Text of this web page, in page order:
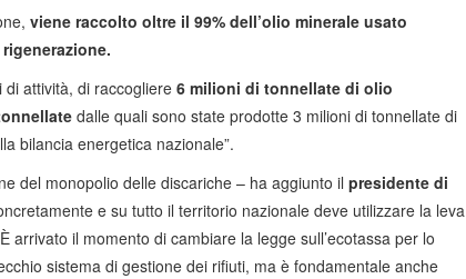
viene raccolto oltre il 99% dell’olio minerale usato
attività, di raccogliere 6 milioni di tonnellate di olio
dalle quali sono state prodotte 3 milioni di tonnellate di
bilancia energetica nazionale”.
del monopolio delle discariche – ha aggiunto il presidente di
e su tutto il territorio nazionale deve utilizzare la leva
arrivato il momento di cambiare la legge sull’ecotassa per lo
sistema di gestione dei rifiuti, ma è fondamentale anche